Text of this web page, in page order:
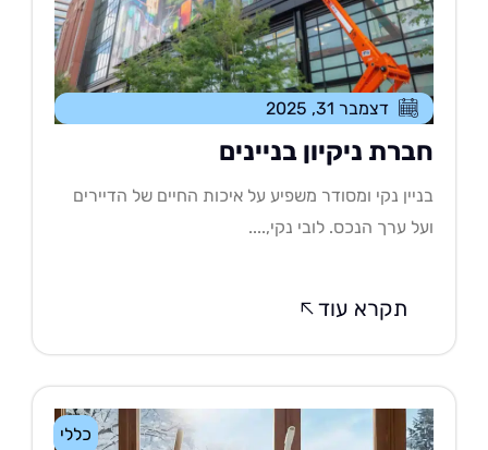
דצמבר 31, 2025
ניקיון בניינים
נקי ומסודר משפיע על איכות החיים של הדיירים
ערך הנכס. לובי נקי,....
תקרא עוד
כללי